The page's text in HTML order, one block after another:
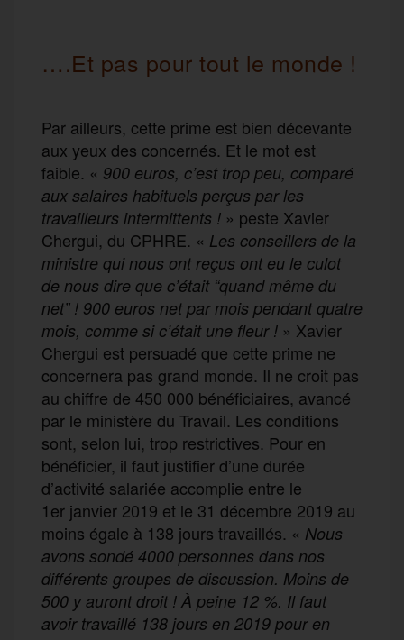
….Et pas pour tout le monde !
Par ailleurs, cette prime est bien décevante
aux yeux des concernés. Et le mot est
faible. « 900 euros, c’est trop peu, comparé
aux salaires habituels perçus par les
travailleurs intermittents ! » peste Xavier
Chergui, du CPHRE. « Les conseillers de la
ministre qui nous ont reçus ont eu le culot
de nous dire que c’était “quand même du
net” ! 900 euros net par mois pendant quatre
mois, comme si c’était une fleur ! » Xavier
Chergui est persuadé que cette prime ne
concernera pas grand monde. Il ne croit pas
au chiffre de 450 000 bénéficiaires, avancé
par le ministère du Travail. Les conditions
sont, selon lui, trop restrictives. Pour en
bénéficier, il faut justifier d’une durée
d’activité salariée accomplie entre le
1er janvier 2019 et le 31 décembre 2019 au
moins égale à 138 jours travaillés. « Nous
avons sondé 4000 personnes dans nos
différents groupes de discussion. Moins de
500 y auront droit ! À peine 12 %. Il faut
avoir travaillé 138 jours en 2019 pour en